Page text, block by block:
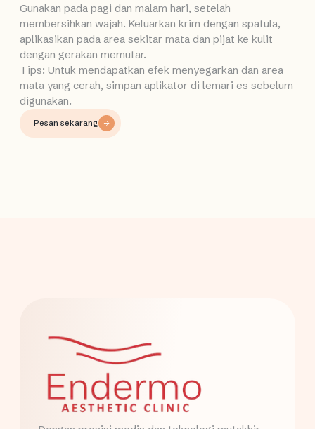
Gunakan pada pagi dan malam hari, setelah
membersihkan wajah. Keluarkan krim dengan spatula,
aplikasikan pada area sekitar mata dan pijat ke kulit
dengan gerakan memutar.
Tips: Untuk mendapatkan efek menyegarkan dan area
mata yang cerah, simpan aplikator di lemari es sebelum
digunakan.
Pesan sekarang